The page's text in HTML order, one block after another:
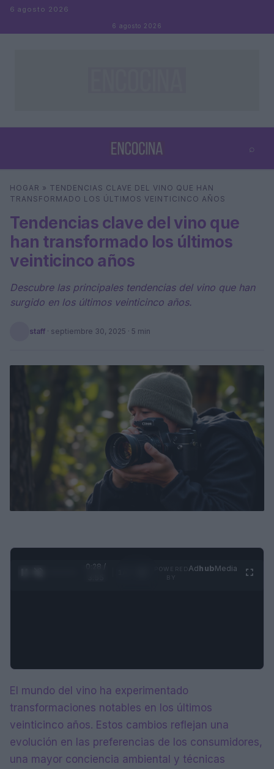
Saltar al contenido
6 agosto 2026
6 agosto 2026
⌕
Buscar
HOGAR » TENDENCIAS CLAVE DEL VINO QUE HAN
TRANSFORMADO LOS ÚLTIMOS VEINTICINCO AÑOS
Tendencias clave del vino que
han transformado los últimos
veinticinco años
Descubre las principales tendencias del vino que han
surgido en los últimos veinticinco años.
staff · septiembre 30, 2025 · 5 min
0:29 /
AdhubMedia
El mundo del vino ha experimentado
transformaciones notables en los últimos
veinticinco años. Estos cambios reflejan una
evolución en las preferencias de los consumidores,
una mayor conciencia ambiental y técnicas